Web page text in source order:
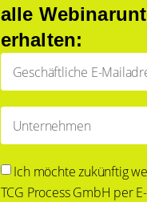
alle
erhalten:
Ich möchte zukünftig
TCG Process GmbH per